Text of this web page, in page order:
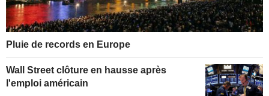
Pluie de records en Europe
Wall Street clôture en hausse après
l'emploi américain